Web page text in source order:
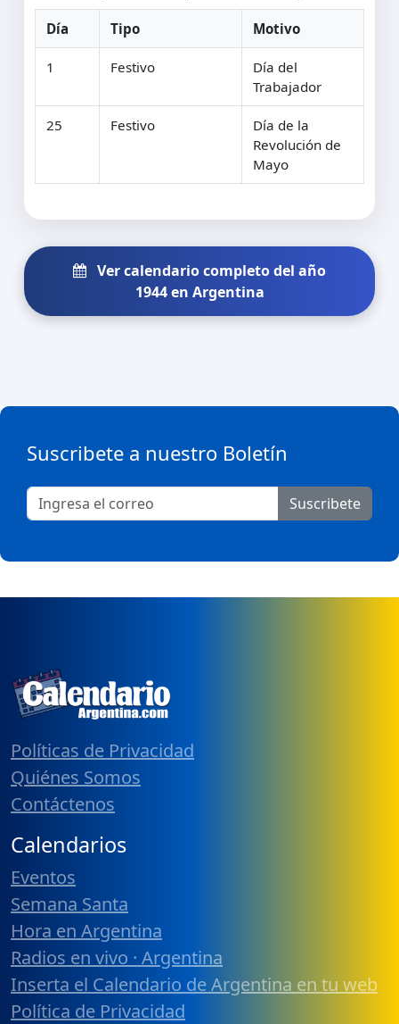
Día Tipo Motivo
1 Festivo
Día del
Trabajador
25 Festivo
Día de la
Revolución de
Mayo
Ver calendario completo del año
1944 en Argentina
Suscribete a nuestro Boletín
Suscribete
Políticas de Privacidad
Quiénes Somos
Contáctenos
Calendarios
Eventos
Semana Santa
Hora en Argentina
Radios en vivo · Argentina
Inserta el Calendario de Argentina en tu web
Política de Privacidad